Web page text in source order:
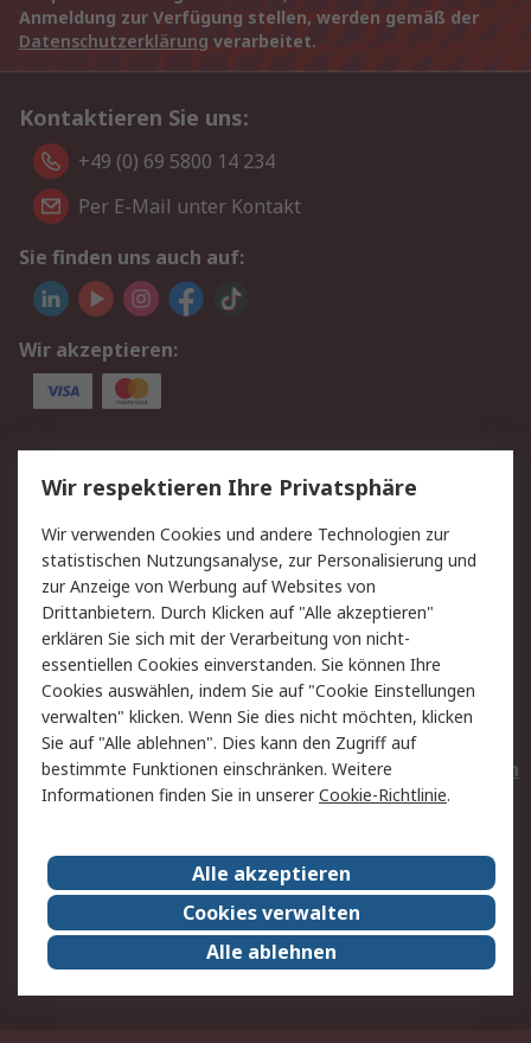
Anmeldung zur Verfügung stellen, werden gemäß der
Datenschutzerklärung verarbeitet.
Kontaktieren Sie uns:
+49 (0) 69 5800 14 234
Per E-Mail unter Kontakt
Sie finden uns auch auf:
Wir akzeptieren:
Service
Value Added Services
Lieferlösungen
Rücksendungen
Kontakt
Hilfe
Privatkunden
Rechtliches
AGB
Datenschutz
Cookie-Richtlinie
Zahlungsbedingungen
Copyright/Impressum
Entsorgung
Elektrogeräte/Batterien
RS weltweit
Karriere bei RS
Nachhaltigkeit
Qualität/Umwelt/ZertifikatePresse-Center
Event-Center
Wir respektieren Ihre Privatsphäre
Wir verwenden Cookies und andere Technologien zur
statistischen Nutzungsanalyse, zur Personalisierung und
zur Anzeige von Werbung auf Websites von
Drittanbietern. Durch Klicken auf "Alle akzeptieren"
erklären Sie sich mit der Verarbeitung von nicht-
essentiellen Cookies einverstanden. Sie können Ihre
Cookies auswählen, indem Sie auf "Cookie Einstellungen
verwalten" klicken. Wenn Sie dies nicht möchten, klicken
Sie auf "Alle ablehnen". Dies kann den Zugriff auf
bestimmte Funktionen einschränken. Weitere
Informationen finden Sie in unsererCookie-Richtlinie.
Alle akzeptieren
Cookies verwalten
Alle ablehnen